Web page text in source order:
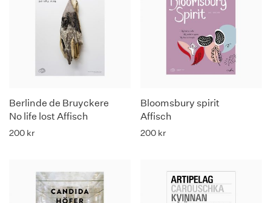
Berlinde de Bruyckere
No life lost Affisch
200 kr
Bloomsbury spirit
Affisch
200 kr